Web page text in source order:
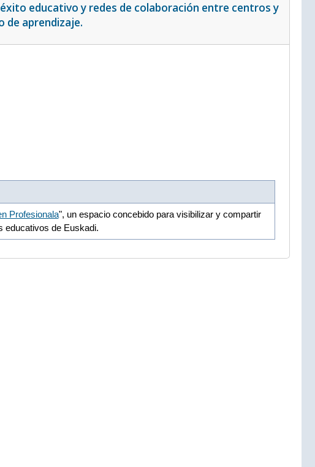
educativo y redes de colaboración entre centros y
de aprendizaje.
Profesionala", un espacio concebido para visibilizar y compartir
educativos de Euskadi.